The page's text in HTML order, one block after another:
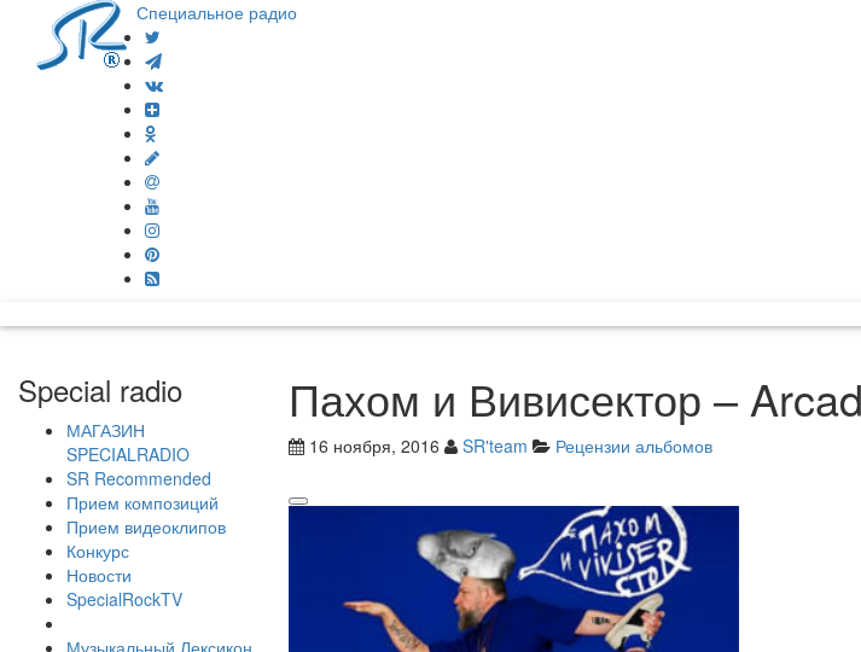
Специальное радио
Special radio
МАГАЗИН
SPECIALRADIO
SR Recommended
Прием композиций
Прием видеоклипов
Конкурс
Новости
SpecialRockTV
Музыкальный Лексикон
Пахом и Вивисектор –
16 ноября, 2016 SR'team Рецензии альбомов